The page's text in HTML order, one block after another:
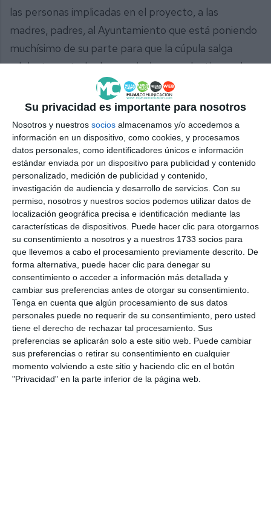
Su privacidad es importante para nosotros
Nosotros y nuestros socios almacenamos y/o accedemos a
información en un dispositivo, como cookies, y procesamos
datos personales, como identificadores únicos e información
estándar enviada por un dispositivo para publicidad y contenido
personalizado, medición de publicidad y contenido,
investigación de audiencia y desarrollo de servicios. Con su
permiso, nosotros y nuestros socios podemos utilizar datos de
localización geográfica precisa e identificación mediante las
características de dispositivos. Puede hacer clic para otorgarnos
su consentimiento a nosotros y a nuestros 1733 socios para
que llevemos a cabo el procesamiento previamente descrito. De
forma alternativa, puede hacer clic para denegar su
consentimiento o acceder a información más detallada y
cambiar sus preferencias antes de otorgar su consentimiento.
Tenga en cuenta que algún procesamiento de sus datos
personales puede no requerir de su consentimiento, pero usted
tiene el derecho de rechazar tal procesamiento. Sus
preferencias se aplicarán solo a este sitio web. Puede cambiar
sus preferencias o retirar su consentimiento en cualquier
momento volviendo a este sitio y haciendo clic en el botón
"Privacidad" en la parte inferior de la página web.
las personas implicadas en el proyecto, a las
madres, padres, al Ayuntamiento que está poniendo
muchísimo de su parte para que la cúpula salga
adelante y a todas las asociaciones, colectivos, a los
negocios que han puesto sus huchas para colaborar
económicamente con el proyecto y a todas las
personas que nos apoyan en su día a día también”,
afirmó Fernández.
Comparte esta noticia desde el siguiente enlace:
https://mijascom.com/?a=31765
MIJAS GRUPO PARROQUIAL